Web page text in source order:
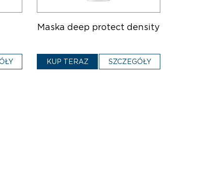
Maska deep protect density
KUP TERAZ SZCZEGÓŁY